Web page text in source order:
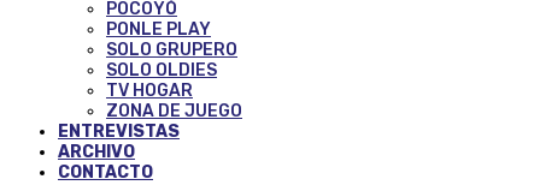
POCOYÓ
PONLE PLAY
SOLO GRUPERO
SOLO OLDIES
TV HOGAR
ZONA DE JUEGO
ENTREVISTAS
ARCHIVO
CONTACTO